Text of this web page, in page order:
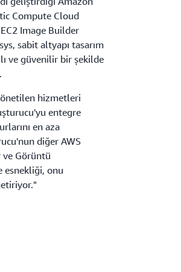
Compute Cloud
Image Builder
sabit altyapı tasarım
ve güvenilir bir şekilde
hizmetleri
entegre
en aza
diğer AWS
ve Görüntü
esnekliği, onu